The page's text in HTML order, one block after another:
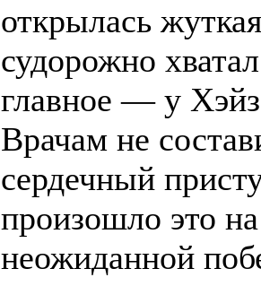
открылась
судорожно
главное — у
Врачам не
сердечный
произошло это
неожиданной